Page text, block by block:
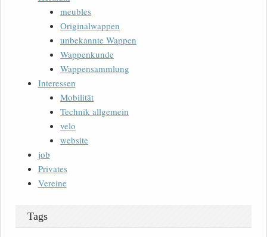
meubles
Originalwappen
unbekannte Wappen
Wappenkunde
Wappensammlung
Interessen
Mobilität
Technik allgemein
velo
website
job
Privates
Vereine
Tags